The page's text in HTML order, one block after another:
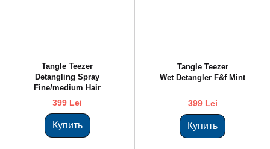
Tangle Teezer
Detangling Spray
Fine/medium Hair
399 Lei
Купить
Tangle Teezer
Wet Detangler F&f Mint
399 Lei
Купить